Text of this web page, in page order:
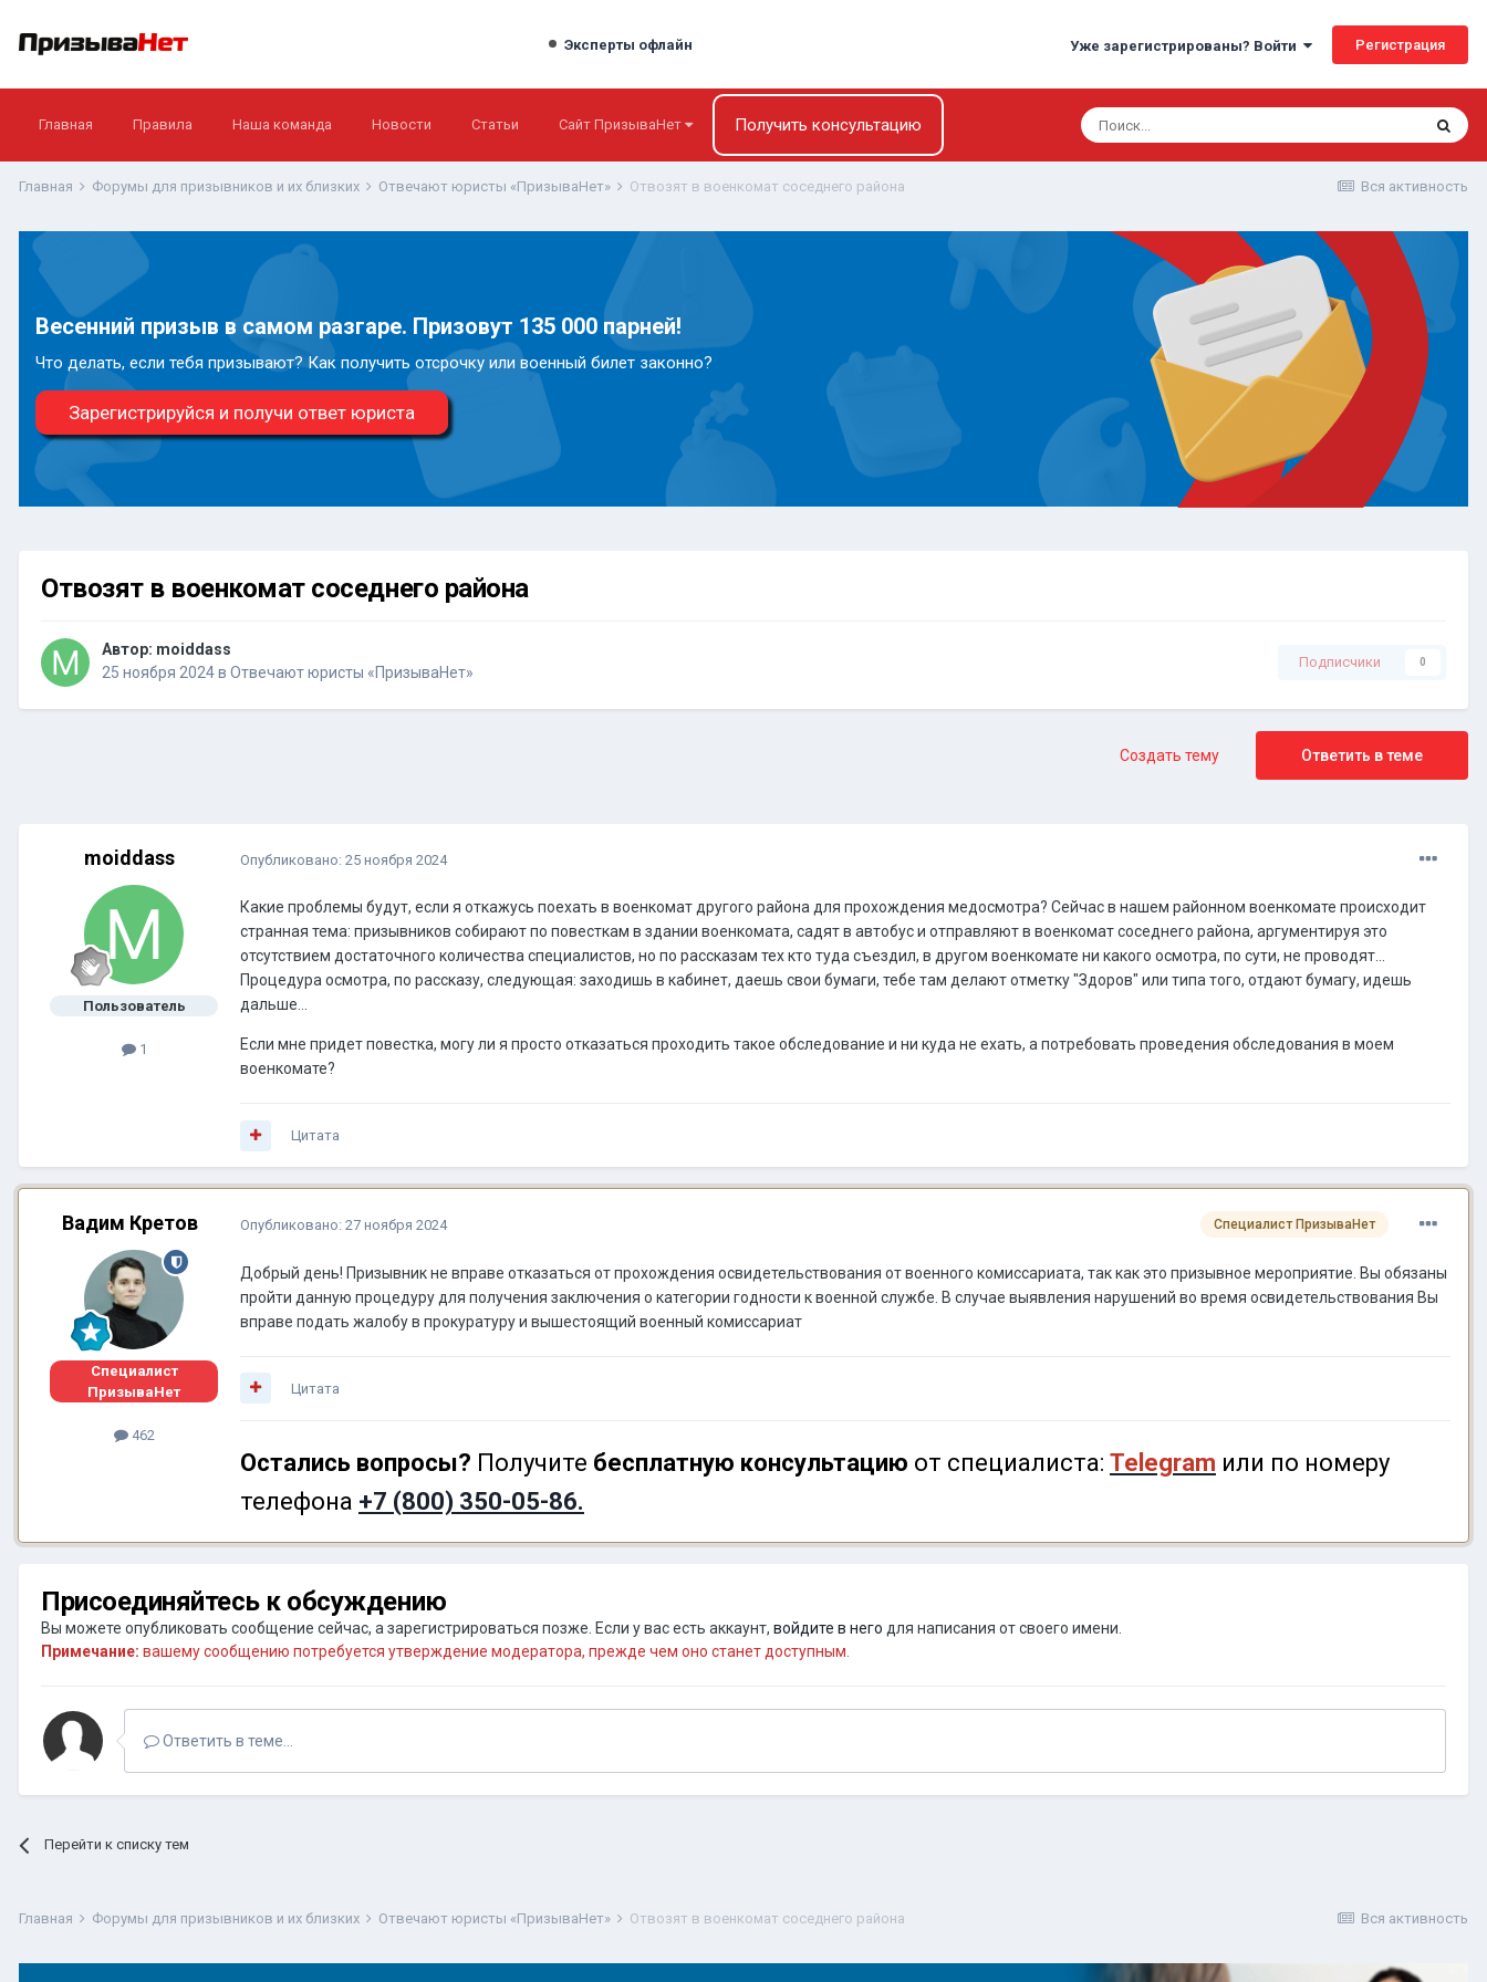
Эксперты офлайн Уже зарегистрированы? Войти Регистрация
Главная Правила Наша команда Новости Статьи Сайт ПризываНет Получить консультацию
Вся активность
Главная Форумы для призывников и их близких Отвечают юристы «ПризываНет» Отвозят в военкомат соседнего района
Весенний призыв в самом разгаре. Призовут 135 000 парней!
Что делать, если тебя призывают? Как получить отсрочку или военный билет законно?
Зарегистрируйся и получи ответ юриста
Отвозят в военкомат соседнего района
Автор: moiddass
25 ноября 2024в Отвечают юристы «ПризываНет»
Подписчики 0
Ответить в теме
Создать тему
moiddass
Пользователь
1
Опубликовано: 25 ноября 2024
Какие проблемы будут, если я откажусь поехать в военкомат другого района для прохождения медосмотра? Сейчас в нашем районном военкомате происходит
странная тема: призывников собирают по повесткам в здании военкомата, садят в автобус и отправляют в военкомат соседнего района, аргументируя это
отсутствием достаточного количества специалистов, но по рассказам тех кто туда съездил, в другом военкомате ни какого осмотра, по сути, не проводят...
Процедура осмотра, по рассказу, следующая: заходишь в кабинет, даешь свои бумаги, тебе там делают отметку "Здоров" или типа того, отдают бумагу, идешь
дальше...
Если мне придет повестка, могу ли я просто отказаться проходить такое обследование и ни куда не ехать, а потребовать проведения обследования в моем
военкомате?
Цитата
Вадим Кретов
Специалист
ПризываНет
462
Специалист ПризываНет
Опубликовано: 27 ноября 2024
Добрый день! Призывник не вправе отказаться от прохождения освидетельствования от военного комиссариата, так как это призывное мероприятие. Вы обязаны
пройти данную процедуру для получения заключения о категории годности к военной службе. В случае выявления нарушений во время освидетельствования Вы
вправе подать жалобу в прокуратуру и вышестоящий военный комиссариат
Цитата
Остались вопросы? Получите бесплатную консультацию от специалиста: Telegram или по номеру
телефона +7 (800) 350-05-86.
Присоединяйтесь к обсуждению
Вы можете опубликовать сообщение сейчас, а зарегистрироваться позже. Если у вас есть аккаунт, войдите в него для написания от своего имени.
Примечание: вашему сообщению потребуется утверждение модератора, прежде чем оно станет доступным.
Ответить в теме...
Перейти к списку тем
Вся активность
Главная Форумы для призывников и их близких Отвечают юристы «ПризываНет» Отвозят в военкомат соседнего района